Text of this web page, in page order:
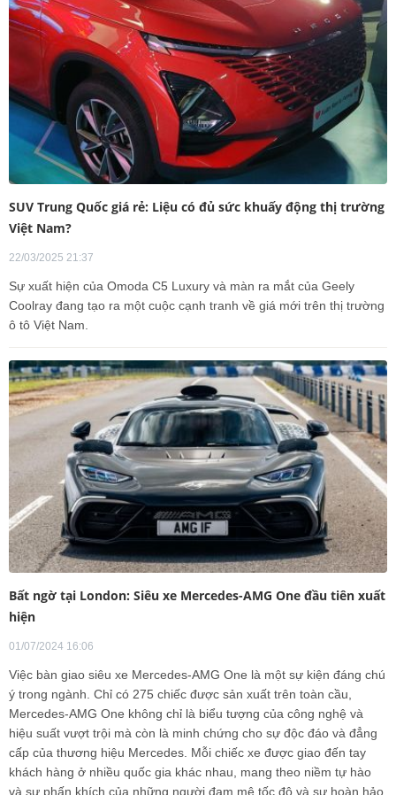
SUV Trung Quốc giá rẻ: Liệu có đủ sức khuấy động thị trường
Việt Nam?
22/03/2025 21:37
Sự xuất hiện của Omoda C5 Luxury và màn ra mắt của Geely
Coolray đang tạo ra một cuộc cạnh tranh về giá mới trên thị trường
ô tô Việt Nam.
Bất ngờ tại London: Siêu xe Mercedes-AMG One đầu tiên xuất
hiện
01/07/2024 16:06
Việc bàn giao siêu xe Mercedes-AMG One là một sự kiện đáng chú
ý trong ngành. Chỉ có 275 chiếc được sản xuất trên toàn cầu,
Mercedes-AMG One không chỉ là biểu tượng của công nghệ và
hiệu suất vượt trội mà còn là minh chứng cho sự độc đáo và đẳng
cấp của thương hiệu Mercedes. Mỗi chiếc xe được giao đến tay
khách hàng ở nhiều quốc gia khác nhau, mang theo niềm tự hào
và sự phấn khích của những người đam mê tốc độ và sự hoàn hảo.